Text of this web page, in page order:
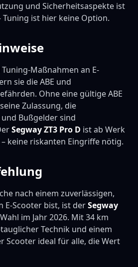
und Sicherheitsaspekte ist
Tuning ist hier keine Option.
Maßnahmen an E-
sie die ABE und
Ohne eine gültige ABE
Zulassung, die
Bußgelder sind
Segway ZT3 Pro D ist ab Werk
keine riskanten Eingriffe nötig.
nach einem zuverlässigen,
E-Scooter bist, ist derSegway
im Jahr 2026. Mit 34 km
Technik und einem
Scooter ideal für alle, die Wert